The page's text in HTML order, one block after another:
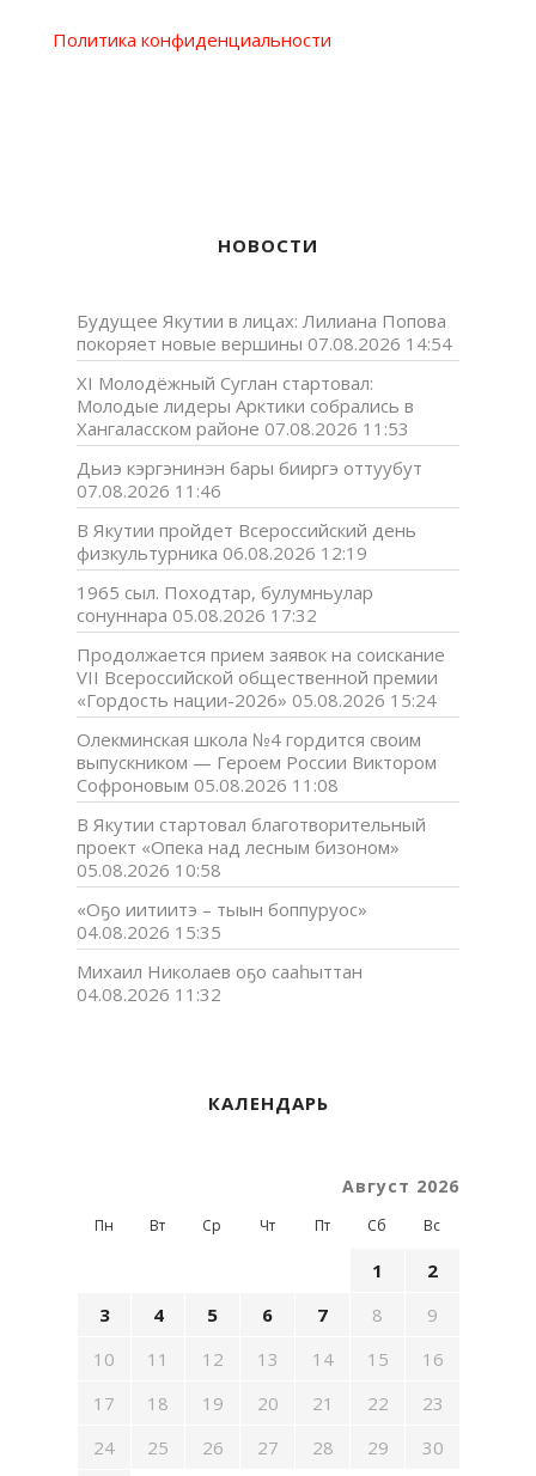
Политика конфиденциальности
НОВОСТИ
Будущее Якутии в лицах: Лилиана Попова
покоряет новые вершины 07.08.2026 14:54
XI Молодёжный Суглан стартовал:
Молодые лидеры Арктики собрались в
Хангаласском районе 07.08.2026 11:53
Дьиэ кэргэнинэн бары бииргэ оттуубут
07.08.2026 11:46
В Якутии пройдет Всероссийский день
физкультурника 06.08.2026 12:19
1965 сыл. Походтар, булумньулар
сонуннара 05.08.2026 17:32
Продолжается прием заявок на соискание
VII Всероссийской общественной премии
«Гордость нации-2026» 05.08.2026 15:24
Олекминская школа №4 гордится своим
выпускником — Героем России Виктором
Софроновым 05.08.2026 11:08
В Якутии стартовал благотворительный
проект «Опека над лесным бизоном»
05.08.2026 10:58
«Оҕо иитиитэ – тыын боппуруос»
04.08.2026 15:35
Михаил Николаев оҕо сааһыттан
04.08.2026 11:32
КАЛЕНДАРЬ
Август 2026
Пн Вт Ср Чт Пт Сб Вс
1
2
3
4 5 6 7 8
9
10
11 12 13 14 15
16
17
18 19 20 21 22
23
24
25 26 27 28 29
30